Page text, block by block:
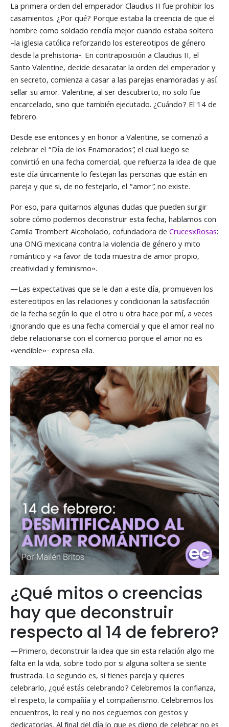
La primera orden del emperador Claudius II fue prohibir los
casamientos. ¿Por qué? Porque estaba la creencia de que el
hombre como soldado rendía mejor cuando estaba soltero
–la iglesia católica reforzando los estereotipos de género
desde la prehistoria-. En contraposición a Claudius II, el
Santo Valentine, decide desacatar la orden del emperador y
en secreto, comienza a casar a las parejas enamoradas y así
sellar su amor. Valentine, al ser descubierto, no solo fue
encarcelado, sino que también ejecutado. ¿Cuándo? El 14 de
febrero.
Desde ese entonces y en honor a Valentine, se comenzó a
celebrar el “Día de los Enamorados”, el cual luego se
convirtió en una fecha comercial, que refuerza la idea de que
este día únicamente lo festejan las personas que están en
pareja y que si, de no festejarlo, el “amor”, no existe.
Por eso, para quitarnos algunas dudas que pueden surgir
sobre cómo podemos deconstruir esta fecha, hablamos con
Camila Trombert Alcoholado, cofundadora deCrucesxRosas:
una ONG mexicana contra la violencia de género y mito
romántico y «a favor de toda muestra de amor propio,
creatividad y feminismo».
—Las expectativas que se le dan a este día, promueven los
estereotipos en las relaciones y condicionan la satisfacción
de la fecha según lo que el otro u otra hace por mí, a veces
ignorando que es una fecha comercial y que el amor real no
debe relacionarse con el comercio porque el amor no es
«vendible»- expresa ella.
¿Qué mitos o creencias
hay que deconstruir
respecto al 14 de febrero?
—Primero, deconstruir la idea que sin esta relación algo me
falta en la vida, sobre todo por si alguna soltera se siente
frustrada. Lo segundo es, si tienes pareja y quieres
celebrarlo, ¿qué estás celebrando? Celebremos la confianza,
el respeto, la compañía y el compañerismo. Celebremos los
encuentros, lo real y no nos ceguemos con gestos y